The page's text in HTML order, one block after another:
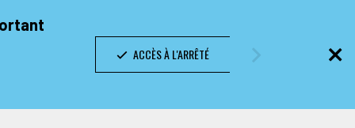
ACCÈS À L'ARRÊTÉ